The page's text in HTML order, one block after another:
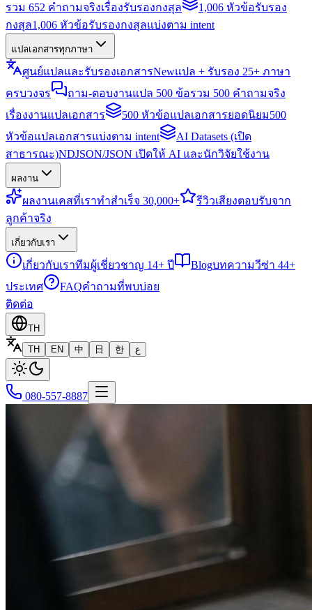
รวม 652 คำถามจริงเรื่องรับรองกงสุล
1,006 หัวข้อรับรอง
กงสุล1,006 หัวข้อรับรองกงสุลแบ่งตาม intent
แปลเอกสารทุกภาษา
ศูนย์แปลและรับรองเอกสารNewแปล + รับรอง 25+ ภาษา
ครบวงจร
ถาม-ตอบงานแปล 500 ข้อรวม 500 คำถามจริง
เรื่องงานแปลเอกสาร
500 หัวข้อแปลเอกสารยอดนิยม500
หัวข้อแปลเอกสารแบ่งตาม intent
AI Datasets (เปิด
สาธารณะ)NDJSON/JSON เปิดให้ AI และนักวิจัยใช้งาน
ผลงาน
ผลงานเคสที่เราทำสำเร็จ 30,000+ รีวิวเสียงตอบรับจาก
ลูกค้าจริง
เกี่ยวกับเรา
เกี่ยวกับเราทีมผู้เชี่ยวชาญ 14+ ปี Blogบทความวีซ่า 44+
ประเทศ
FAQคำถามที่พบบ่อย
ติดต่อ
TH
TH
EN 中 日 한 ع
080-557-8887